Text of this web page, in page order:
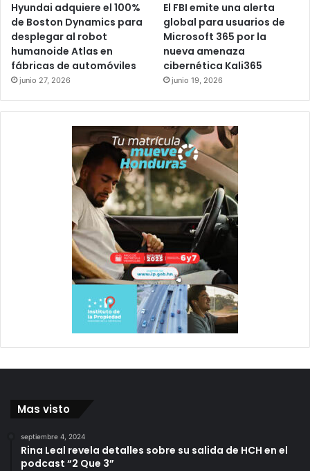
Hyundai adquiere el 100%
de Boston Dynamics para
desplegar al robot
humanoide Atlas en
fábricas de automóviles
junio 27, 2026
El FBI emite una alerta
global para usuarios de
Microsoft 365 por la
nueva amenaza
cibernética Kali365
junio 19, 2026
Mas visto
septiembre 4, 2024
Rina Leal revela detalles sobre su salida de HCH en el
podcast “2 Que 3”